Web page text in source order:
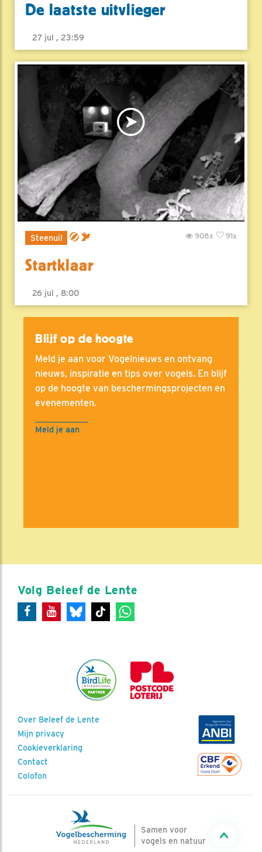
De laatste uitvlieger
27 jul , 23:59
Steenuil 91x
908x
Startklaar
26 jul , 8:00
Blijf op de hoogte
Meld je aan voor Vogelnieuws en ontvang
nieuws, inspiratie en tips over vogels. En blijf
op de hoogte van beschermingsprojecten en
evenementen.
Meld je aan
Volg Beleef de Lente
Over Beleef de Lente
Mijn privacy
Cookieverklaring
Contact
Colofon
Samen voor
vogels en natuur